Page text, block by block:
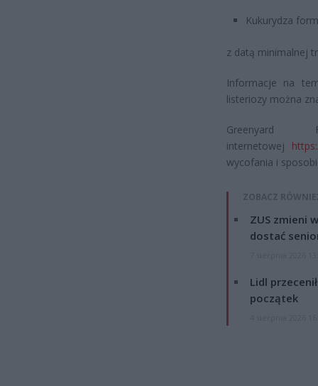
Kukurydza
z datą minimalnej
Informacje na
listeriozy można
internetowej
wycofania i
ZOBACZ
ZUS zmieni
dostać
Lidl
początek